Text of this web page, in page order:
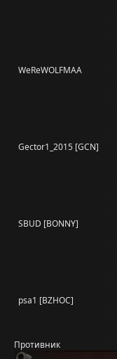
WeReWOLFMAA
Gector1_2015 [GCN]
SBUD [BONNY]
psa1 [BZHOC]
Противник